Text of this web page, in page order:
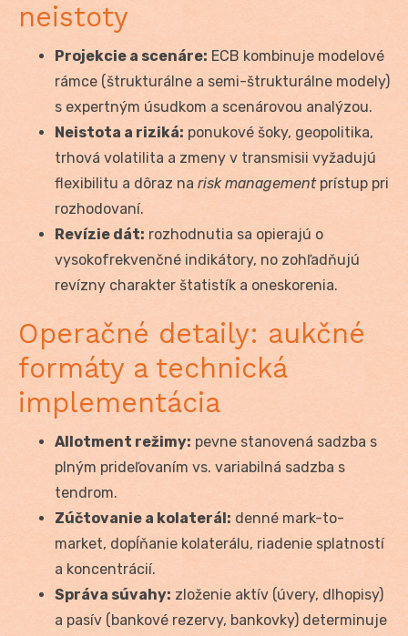
neistoty
Projekcie a scenáre: ECB kombinuje modelové
rámce (štrukturálne a semi-štrukturálne modely)
s expertným úsudkom a scenárovou analýzou.
Neistota a riziká: ponukové šoky, geopolitika,
trhová volatilita a zmeny v transmisii vyžadujú
flexibilitu a dôraz na risk managementprístup pri
rozhodovaní.
Revízie dát: rozhodnutia sa opierajú o
vysokofrekvenčné indikátory, no zohľadňujú
revízny charakter štatistík a oneskorenia.
Operačné detaily: aukčné
formáty a technická
implementácia
Allotment režimy: pevne stanovená sadzba s
plným prideľovaním vs. variabilná sadzba s
tendrom.
Zúčtovanie a kolaterál: denné mark-to-
market, dopĺňanie kolaterálu, riadenie splatností
a koncentrácií.
Správa súvahy: zloženie aktív (úvery, dlhopisy)
a pasív (bankové rezervy, bankovky) determinuje